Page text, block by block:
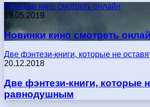
Новинки кино смотреть онлайн
19.05.2019
Новинки кино смотреть
Две фэнтези-книги, которые не
20.12.2018
Две фэнтези-книги, которые
равнодушным